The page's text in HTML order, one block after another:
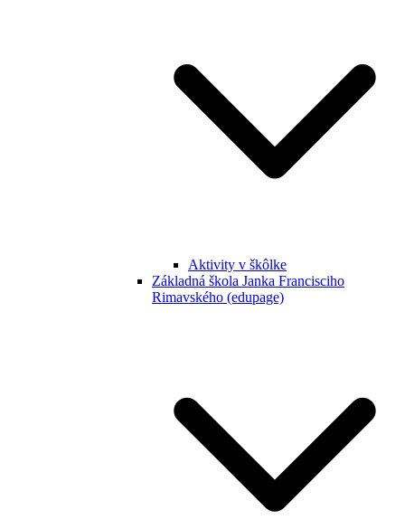
Aktivity v škôlke
Základná škola Janka Francisciho
Rimavského (edupage)